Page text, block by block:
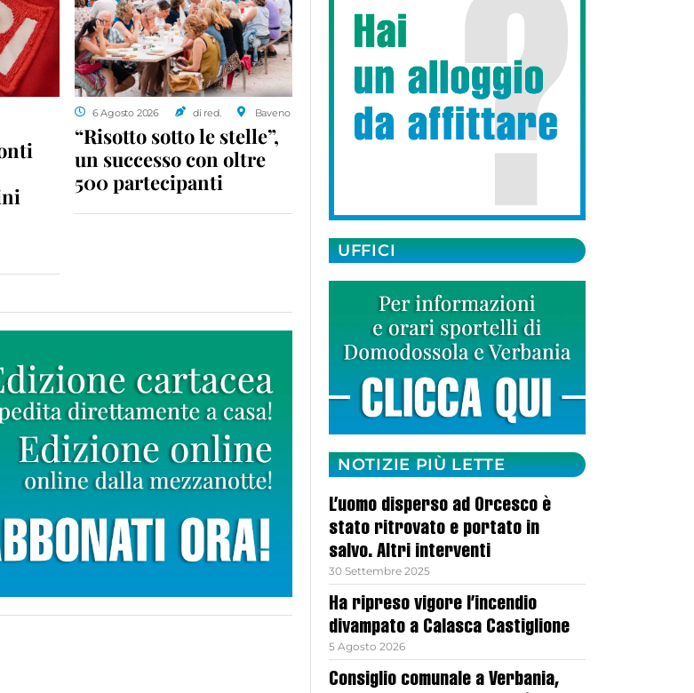
6 Agosto 2026 di red. Baveno
“Risotto sotto le stelle”,
un successo con oltre
500 partecipanti
UFFICI
NOTIZIE PIÙ LETTE
L’uomo disperso ad Orcesco è
stato ritrovato e portato in
salvo. Altri interventi
30 Settembre 2025
Ha ripreso vigore l’incendio
divampato a Calasca Castiglione
5 Agosto 2026
Consiglio comunale a Verbania,